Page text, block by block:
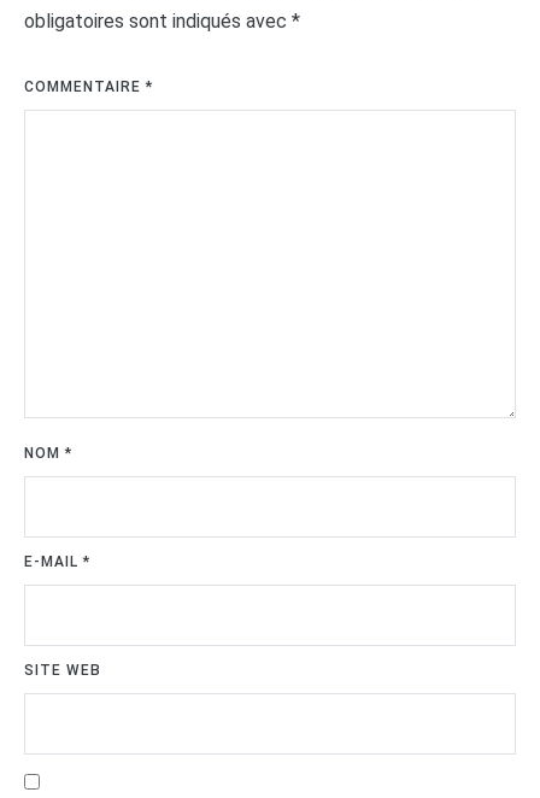
obligatoires sont indiqués avec *
COMMENTAIRE*
NOM*
E-MAIL*
SITE WEB